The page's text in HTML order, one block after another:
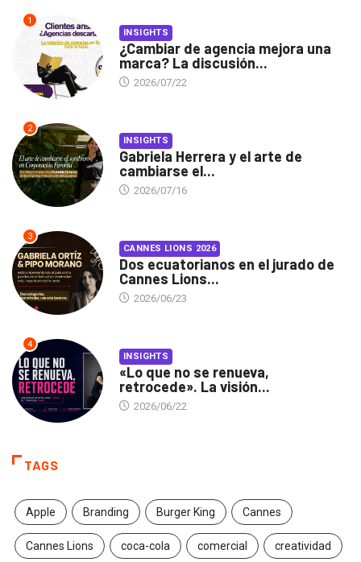
1
INSIGHTS
¿Cambiar de agencia mejora una
marca? La discusión...
2026/07/22
2
INSIGHTS
Gabriela Herrera y el arte de
cambiarse el...
2026/07/16
3
CANNES LIONS 2026
Dos ecuatorianos en el jurado de
Cannes Lions...
2026/06/23
4
INSIGHTS
«Lo que no se renueva,
retrocede». La visión...
2026/06/22
TAGS
Apple Branding Burger King Cannes
Cannes Lions coca-cola comercial creatividad